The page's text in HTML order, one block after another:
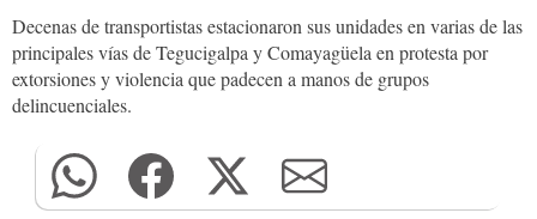
Decenas de transportistas estacionaron sus unidades en varias de las
principales vías de Tegucigalpa y Comayagüela en protesta por
extorsiones y violencia que padecen a manos de grupos
delincuenciales.